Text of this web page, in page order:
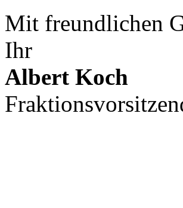
Mit freundlichen
Ihr
Albert Koch